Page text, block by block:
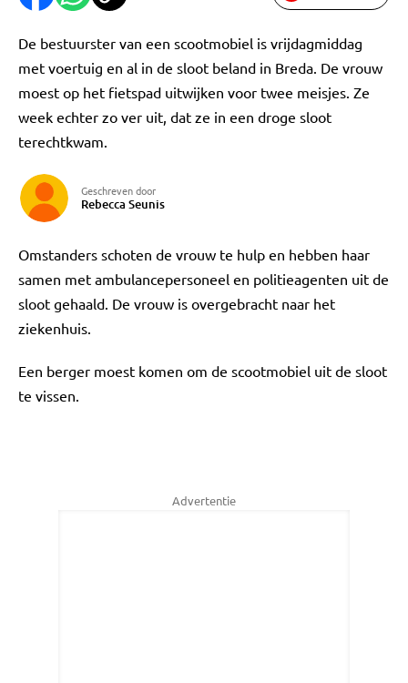
De bestuurster van een scootmobiel is vrijdagmiddag
met voertuig en al in de sloot beland in Breda. De vrouw
moest op het fietspad uitwijken voor twee meisjes. Ze
week echter zo ver uit, dat ze in een droge sloot
terechtkwam.
Geschreven door
Rebecca Seunis
Omstanders schoten de vrouw te hulp en hebben haar
samen met ambulancepersoneel en politieagenten uit de
sloot gehaald. De vrouw is overgebracht naar het
ziekenhuis.
Een berger moest komen om de scootmobiel uit de sloot
te vissen.
Advertentie